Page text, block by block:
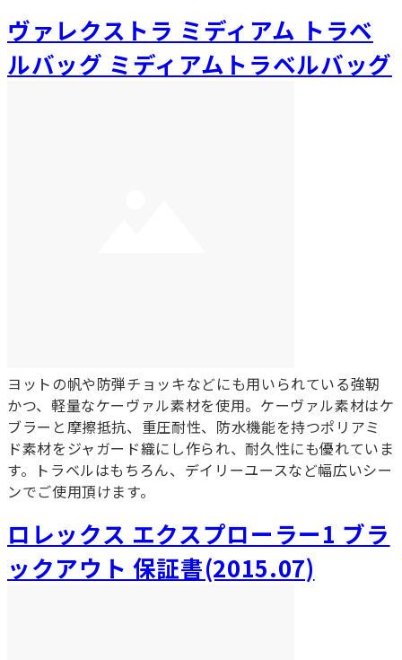
ヴァレクストラ ミディアム トラベ
ルバッグ ミディアムトラベルバッグ
ヨットの帆や防弾チョッキなどにも用いられている強靭
かつ、軽量なケーヴァル素材を使用。ケーヴァル素材はケ
ブラーと摩擦抵抗、重圧耐性、防水機能を持つポリアミ
ド素材をジャガード織にし作られ、耐久性にも優れていま
す。トラベルはもちろん、デイリーユースなど幅広いシー
ンでご使用頂けます。
ロレックス エクスプローラー1 ブラ
ックアウト 保証書(2015.07)